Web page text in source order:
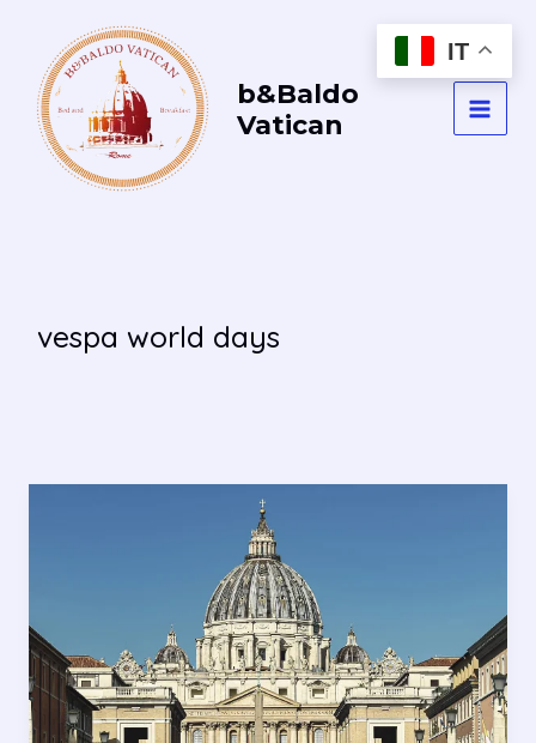
contenuto
b&Baldo
Vatican
vespa world days
IT